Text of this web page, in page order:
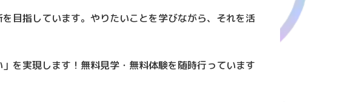
目指しています。やりたいことを学びながら、それを活
を実現します！無料見学・無料体験を随時行っています